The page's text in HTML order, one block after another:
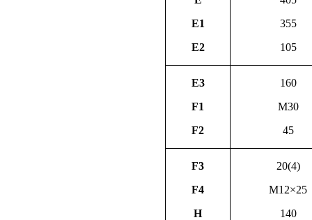
E1
E2
355
105
E3
F1
F2
160
M30
45
F3
F4
H
20(4)
M12×25
140